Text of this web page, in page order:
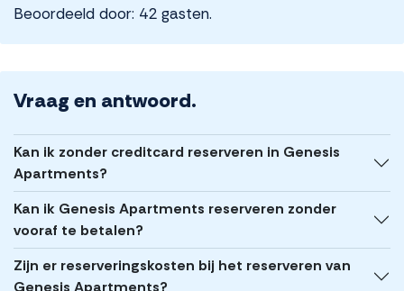
Beoordeeld door: 42 gasten.
Vraag en antwoord.
Kan ik zonder creditcard reserveren in Genesis
Apartments?
Kan ik Genesis Apartments reserveren zonder
vooraf te betalen?
Zijn er reserveringskosten bij het reserveren van